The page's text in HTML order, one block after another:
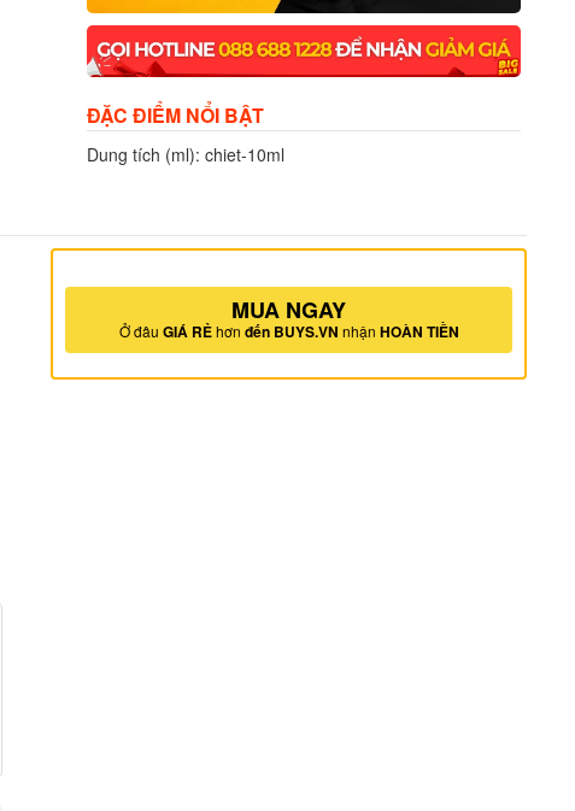
ĐẶC ĐIỂM NỔI BẬT
Dung tích (ml): chiet-10ml
MUA NGAY
Ở đâu GIÁ RẺhơn đến BUYS.VN nhận HOÀN TIỀN